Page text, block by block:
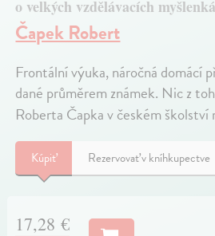
o velkých vzdělávacích
Čapek Robert
Frontální výuka, náročná domácí
dané průměrem známek. Nic z
Roberta Čapka v českém školství
Kúpiť Rezervovať v kníhkupectve
17,28 €